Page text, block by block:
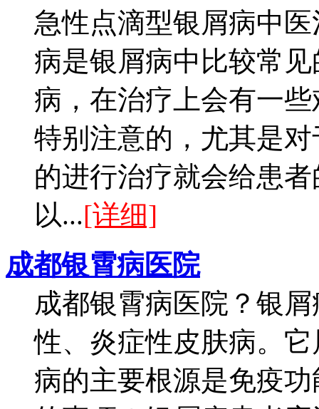
急性点滴型银屑病中
病是银屑病中比较常
病，在治疗上会有一
特别注意的，尤其是
的进行治疗就会给患
以...[详细]
成都银霄病医院
成都银霄病医院？银
性、炎症性皮肤病。
病的主要根源是免疫